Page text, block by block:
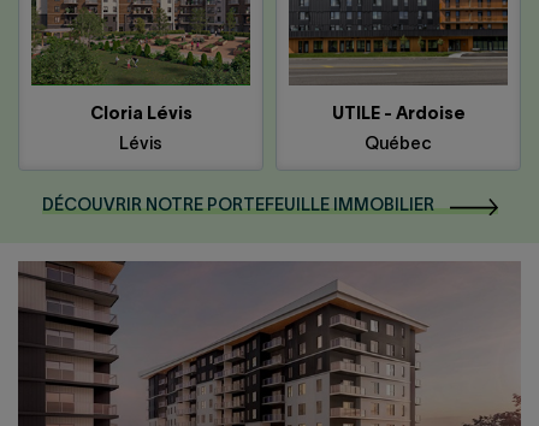
Cloria Lévis
Lévis
UTILE - Ardoise
Québec
DÉCOUVRIR NOTRE PORTEFEUILLE IMMOBILIER